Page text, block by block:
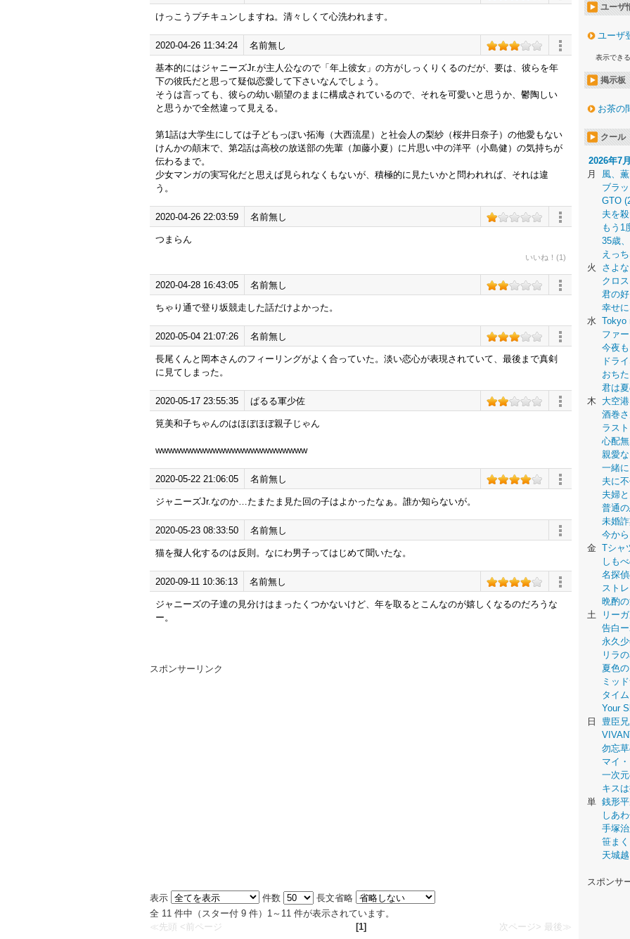
けっこうプチキュンしますね。清々しくて心洗われます。
2020-04-26 11:34:24 名前無し
基本的にはジャニーズJr.が主人公なので「年上彼女」の方がしっくりくるのだが、要は、彼らを年
下の彼氏だと思って疑似恋愛して下さいなんでしょう。
そうは言っても、彼らの幼い願望のままに構成されているので、それを可愛いと思うか、鬱陶しい
と思うかで全然違って見える。
第1話は大学生にしては子どもっぽい拓海（大西流星）と社会人の梨紗（桜井日奈子）の他愛もない
けんかの顛末で、第2話は高校の放送部の先輩（加藤小夏）に片思い中の洋平（小島健）の気持ちが
伝わるまで。
少女マンガの実写化だと思えば見られなくもないが、積極的に見たいかと問われれば、それは違
う。
2020-04-26 22:03:59 名前無し
つまらん
いいね！(1)
2020-04-28 16:43:05 名前無し
ちゃり通で登り坂競走した話だけよかった。
2020-05-04 21:07:26 名前無し
長尾くんと岡本さんのフィーリングがよく合っていた。淡い恋心が表現されていて、最後まで真剣
に見てしまった。
2020-05-17 23:55:35 ぱるる軍少佐
筧美和子ちゃんのはほぼほぼ親子じゃん
wwwwwwwwwwwwwwwwwwwwwwww
2020-05-22 21:06:05 名前無し
ジャニーズJr.なのか…たまたま見た回の子はよかったなぁ。誰か知らないが。
2020-05-23 08:33:50 名前無し
猫を擬人化するのは反則。なにわ男子ってはじめて聞いたな。
2020-09-11 10:36:13 名前無し
ジャニーズの子達の見分けはまったくつかないけど、年を取るとこんなのが嬉しくなるのだろうな
ー。
スポンサーリンク
表示 件数
長文省略
全 11 件中（スター付 9 件）1～11 件が表示されています。
≪先頭 <前ページ 次ページ> 最後≫
[1]
ユーザ
ユーザ
表示でき
掲示板
お茶の
クール
2026年7
月
風、
ブラ
GTO
夫を
もう1
35歳
えっ
火
さよ
クロ
君の
幸せ
水 Tokyo
ファ
今夜
ドラ
おち
君は
木
大空
酒巻
ラス
心配
親愛
一緒
夫に
夫婦
普通
未婚
今か
金 Tシャ
しも
名探
スト
晩酌
土
リー
告白
永久
リラ
夏色
ミッ
タイ
Your
日
豊臣
勿忘
マイ
一次
キス
単 銭形
しあ
手塚
笹ま
天城
スポンサ